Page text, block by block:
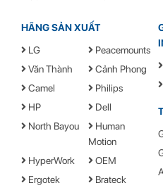
Chiều cao từ đáy đến tâm
Tầm nâng lên hạ xuống
Chuẩn Vase
Kích thước
Trọng tải
HÃNG SẢN XUẤT
LG
Peacemounts
Văn Thành
Cảnh Phong
Camel
Philips
HP
Dell
North Bayou
Human
Motion
HyperWork
OEM
Ergotek
Brateck